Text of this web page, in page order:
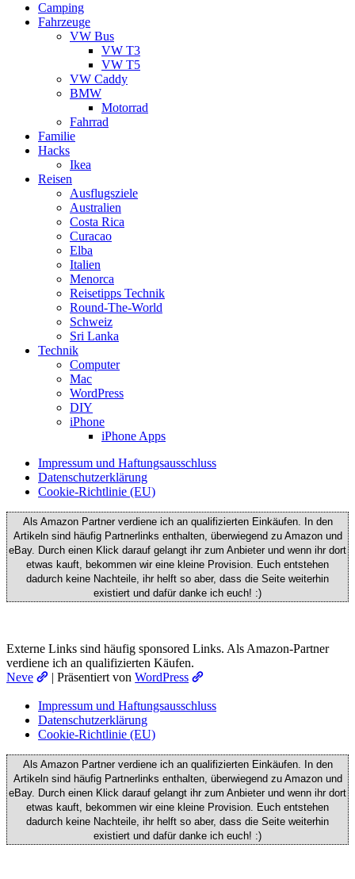
Camping
Fahrzeuge
VW Bus
VW T3
VW T5
VW Caddy
BMW
Motorrad
Fahrrad
Familie
Hacks
Ikea
Reisen
Ausflugsziele
Australien
Costa Rica
Curacao
Elba
Italien
Menorca
Reisetipps Technik
Round-The-World
Schweiz
Sri Lanka
Technik
Computer
Mac
WordPress
DIY
iPhone
iPhone Apps
Impressum und Haftungsausschluss
Datenschutzerklärung
Cookie-Richtlinie (EU)
Als Amazon Partner verdiene ich an qualifizierten Einkäufen. In den
Artikeln sind häufig Partnerlinks enthalten, überwiegend zu Amazon und
eBay. Durch einen Klick darauf ge­lan­gt ihr zum Anbieter und wenn ihr dort
etwas kauft, bekommen wir ei­ne kleine Provision. Euch entstehen
dadurch keine Nachteile, ihr helft so aber, dass die Seite weiterhin
existiert und dafür danke ich euch! :)
Externe Links sind häufig sponsored Links. Als Amazon-Partner
verdiene ich an qualifizierten Käufen.
Neve
| Präsentiert vonWordPress
Impressum und Haftungsausschluss
Datenschutzerklärung
Cookie-Richtlinie (EU)
Als Amazon Partner verdiene ich an qualifizierten Einkäufen. In den
Artikeln sind häufig Partnerlinks enthalten, überwiegend zu Amazon und
eBay. Durch einen Klick darauf ge­lan­gt ihr zum Anbieter und wenn ihr dort
etwas kauft, bekommen wir ei­ne kleine Provision. Euch entstehen
dadurch keine Nachteile, ihr helft so aber, dass die Seite weiterhin
existiert und dafür danke ich euch! :)